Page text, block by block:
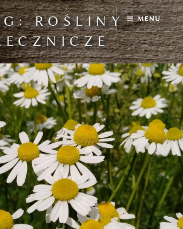
MENU
ROŚLINY